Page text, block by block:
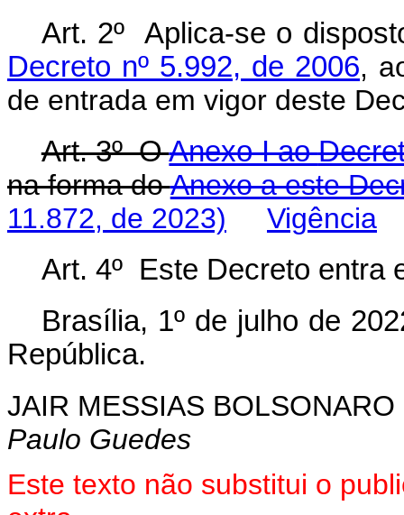
Art. 2º Aplica-se o
Decreto nº 5.992, de 2006,
de entrada em vigor deste
Art. 3º OAnexo I ao
na forma doAnexo a este
11.872, de 2023)
Vigência
Art. 4º Este Decreto entra
Brasília, 1º de julho de
República.
JAIR MESSIAS BOLSONARO
Paulo Guedes
Este texto não substitui o